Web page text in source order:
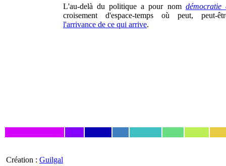
L'au-delà du politique a pour nom démocratie
croisement d'espace-temps où peut, peut-
l'arrivance de ce qui arrive.
Création : Guilgal